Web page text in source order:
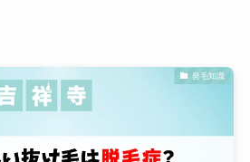
発毛知識